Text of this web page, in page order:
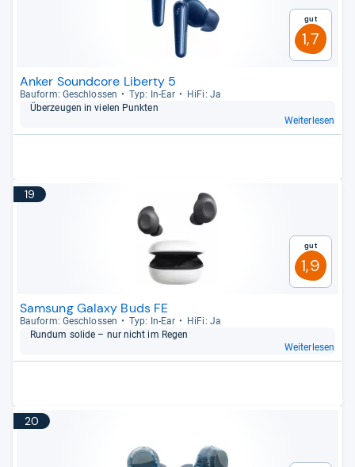
Gut
1,7
Anker Soundcore Liberty 5
Bau­form: Geschlos­sen Typ: In-​Ear
HiFi: Ja
Über­zeu­gen in vie­len Punk­ten
Weiterlesen
19
Gut
1,9
Samsung Galaxy Buds FE
Bau­form: Geschlos­sen Typ: In-​Ear
HiFi: Ja
Rundum solide – nur nicht im Regen
Weiterlesen
20